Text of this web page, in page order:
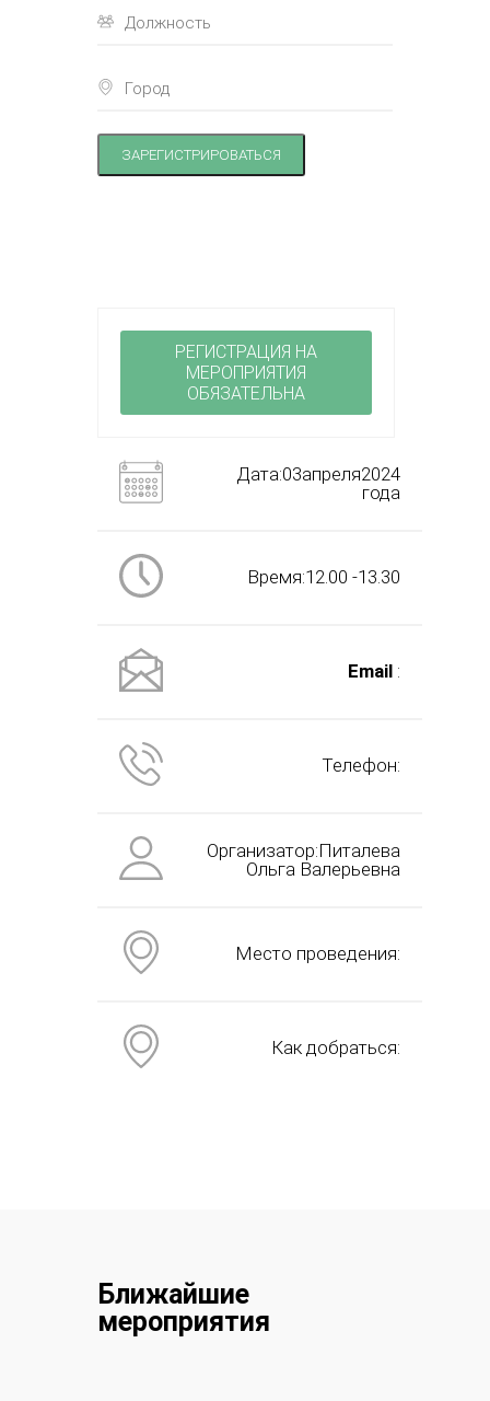
ЗАРЕГИСТРИРОВАТЬСЯ
РЕГИСТРАЦИЯ НА
МЕРОПРИЯТИЯ
ОБЯЗАТЕЛЬНА
Дата:03апреля2024
года
Время:12.00 -13.30
Email :
Телефон:
Организатор:Питалева
Ольга Валерьевна
Место проведения:
Как добраться:
Ближайшие
мероприятия